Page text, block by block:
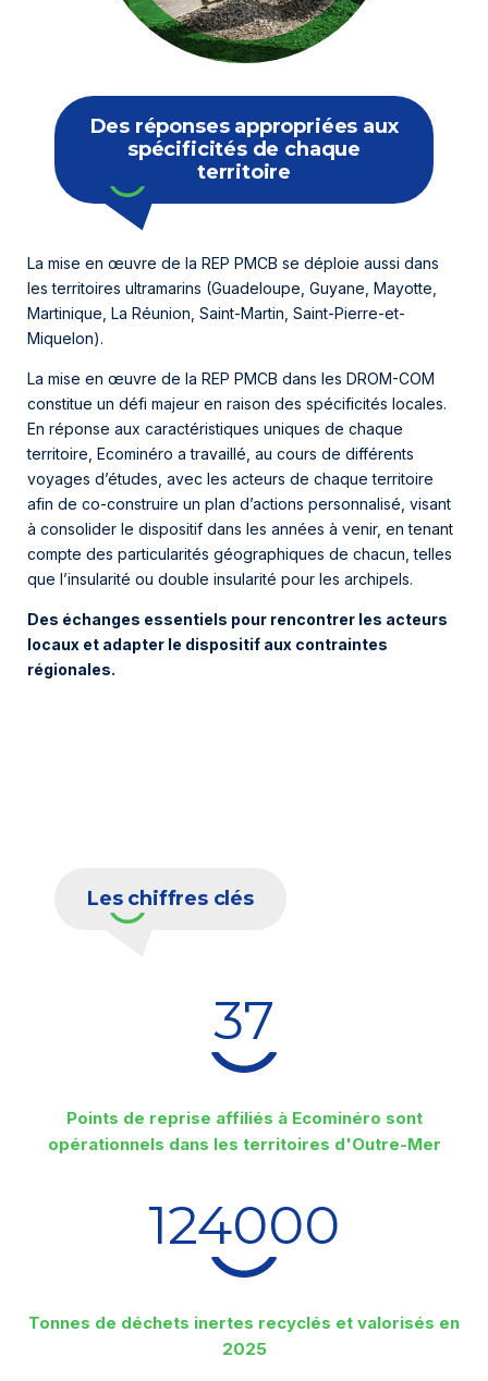
Des réponses appropriées aux
spécificités de chaque
territoire
La mise en œuvre de la REP PMCB se déploie aussi dans
les territoires ultramarins (Guadeloupe, Guyane, Mayotte,
Martinique, La Réunion, Saint-Martin, Saint-Pierre-et-
Miquelon).
La mise en œuvre de la REP PMCB dans les DROM-COM
constitue un défi majeur en raison des spécificités locales.
En réponse aux caractéristiques uniques de chaque
territoire, Ecominéro a travaillé, au cours de différents
voyages d’études, avec les acteurs de chaque territoire
afin de co-construire un plan d’actions personnalisé, visant
à consolider le dispositif dans les années à venir, en tenant
compte des particularités géographiques de chacun, telles
que l’insularité ou double insularité pour les archipels.
Des échanges essentiels pour rencontrer les acteurs
locaux et adapter le dispositif aux contraintes
régionales.
Les chiffres clés
37
Points de reprise affiliés à Ecominéro sont
opérationnels dans les territoires d'Outre-Mer
124000
Tonnes de déchets inertes recyclés et valorisés en
2025